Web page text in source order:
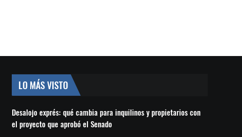
LO MÁS VISTO
Desalojo exprés: qué cambia para inquilinos y propietarios con
el proyecto que aprobó el Senado